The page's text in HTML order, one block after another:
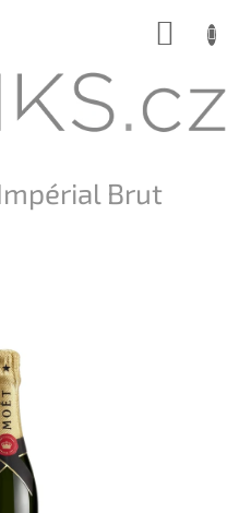
Brut